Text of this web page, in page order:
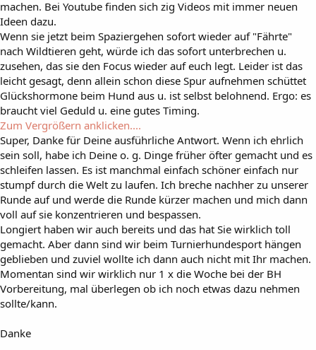
machen. Bei Youtube finden sich zig Videos mit immer neuen
Ideen dazu.
Wenn sie jetzt beim Spaziergehen sofort wieder auf "Fährte"
nach Wildtieren geht, würde ich das sofort unterbrechen u.
zusehen, das sie den Focus wieder auf euch legt. Leider ist das
leicht gesagt, denn allein schon diese Spur aufnehmen schüttet
Glückshormone beim Hund aus u. ist selbst belohnend. Ergo: es
braucht viel Geduld u. eine gutes Timing.
Zum Vergrößern anklicken....
Super, Danke für Deine ausführliche Antwort. Wenn ich ehrlich
sein soll, habe ich Deine o. g. Dinge früher öfter gemacht und es
schleifen lassen. Es ist manchmal einfach schöner einfach nur
stumpf durch die Welt zu laufen. Ich breche nachher zu unserer
Runde auf und werde die Runde kürzer machen und mich dann
voll auf sie konzentrieren und bespassen.
Longiert haben wir auch bereits und das hat Sie wirklich toll
gemacht. Aber dann sind wir beim Turnierhundesport hängen
geblieben und zuviel wollte ich dann auch nicht mit Ihr machen.
Momentan sind wir wirklich nur 1 x die Woche bei der BH
Vorbereitung, mal überlegen ob ich noch etwas dazu nehmen
sollte/kann.
Danke